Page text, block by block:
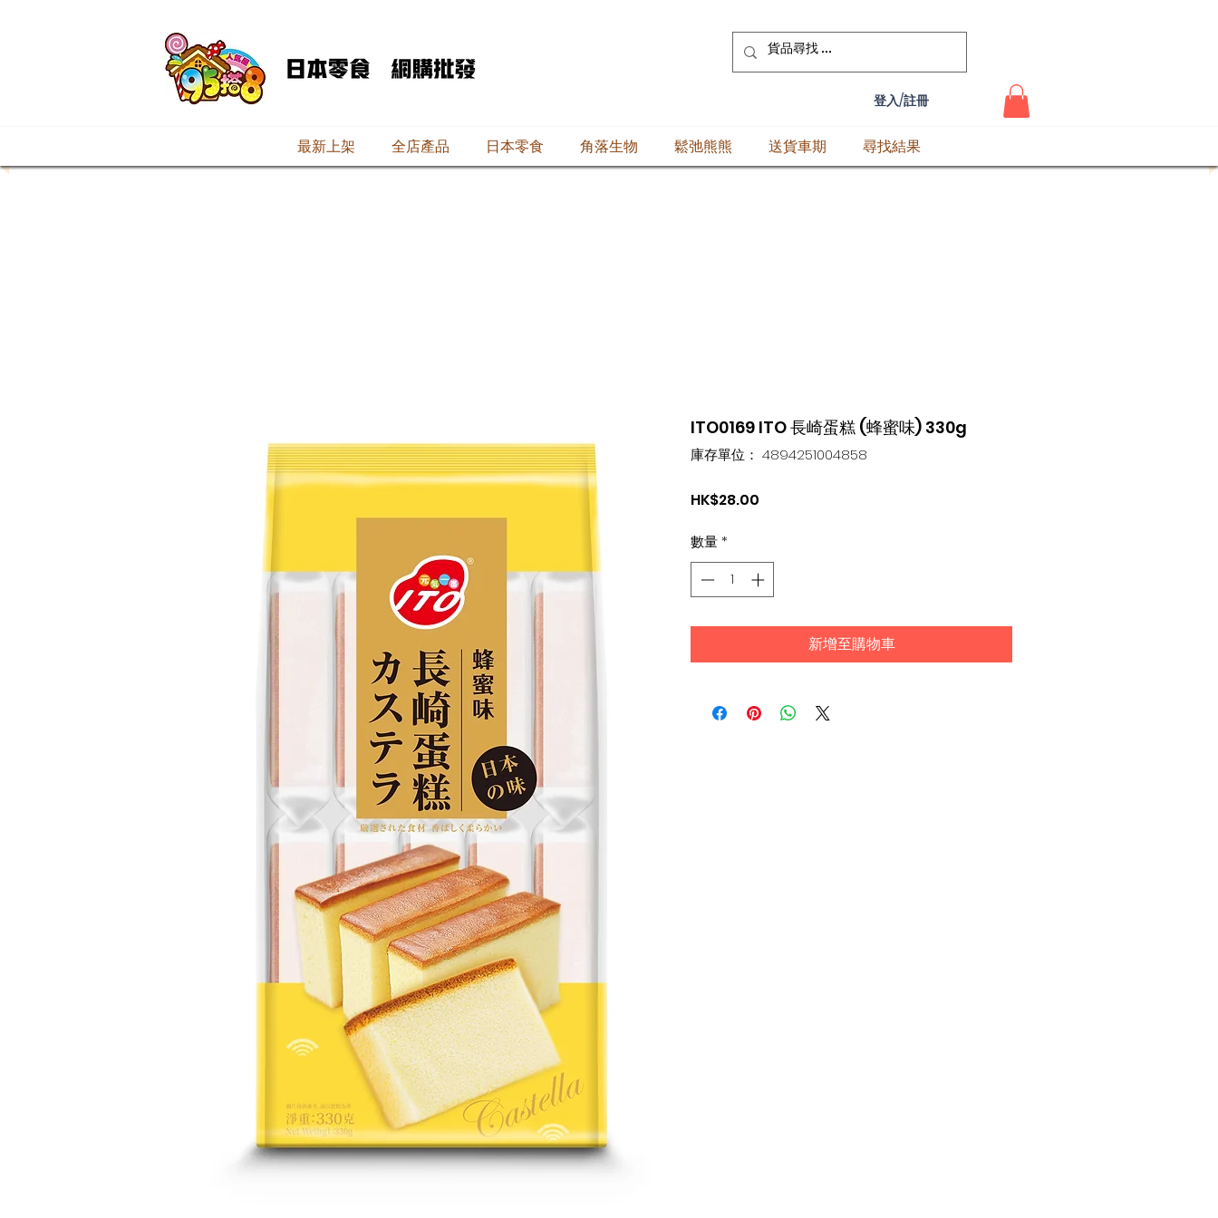
登入/註冊
最新上架 全店產品 日本零食 角落生物 鬆弛熊熊 送貨車期 尋找結果
ITO0169 ITO 長崎蛋糕 (蜂蜜味) 330g
庫存單位： 4894251004858
HK$28.00
數量*
新增至購物車